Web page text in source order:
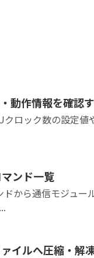
動作情報を確認
ロック数の設定
ンド一覧
から通信モジュー
イルへ圧縮・解